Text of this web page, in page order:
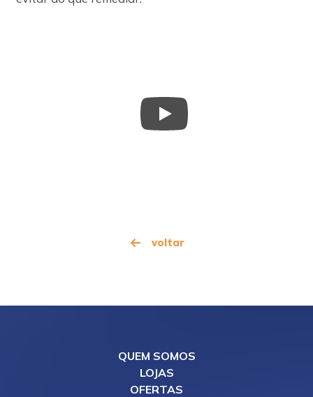
Seja um Associado
Área Restrita
voltar
QUEM SOMOS
LOJAS
OFERTAS